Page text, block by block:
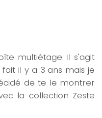
multiétage. Il s'agit
il y a 3 ans mais je
de te le montrer
la collection Zeste